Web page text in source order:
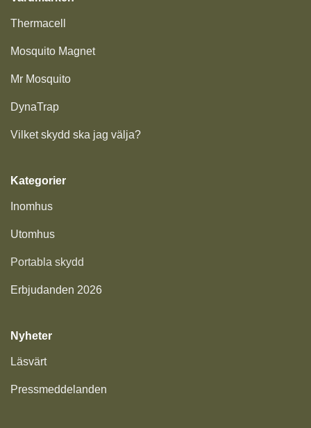
Thermacell
Mosquito Magnet
Mr Mosquito
DynaTrap
Vilket skydd ska jag välja?
Kategorier
Inomhus
Utomhus
Portabla skydd
Erbjudanden 2026
Nyheter
Läsvärt
Pressmeddelanden